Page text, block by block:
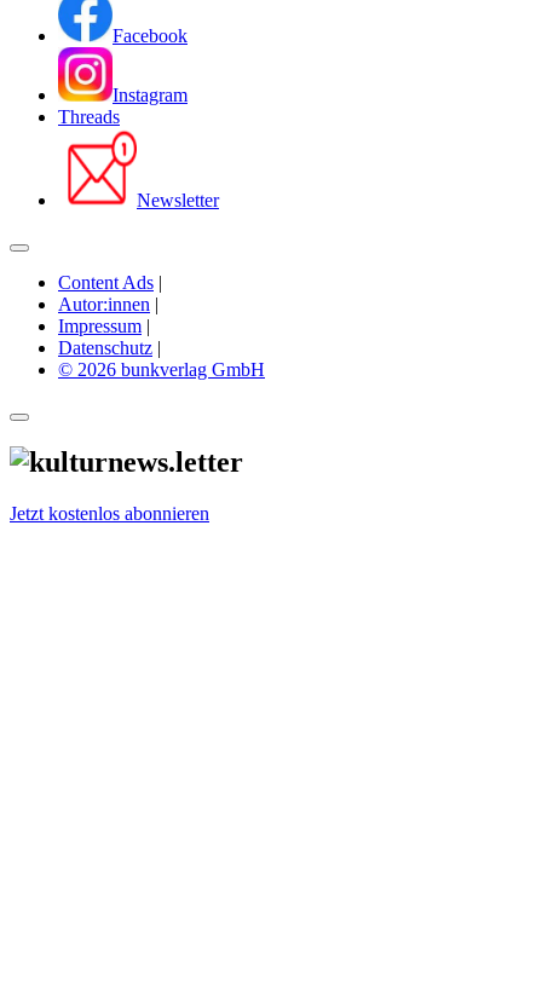
Facebook
Instagram
Threads
Newsletter
Content Ads |
Autor:innen |
Impressum |
Datenschutz |
© 2026 bunkverlag GmbH
Jetzt kostenlos abonnieren